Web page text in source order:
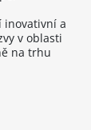
inovativní a
v oblasti
na trhu